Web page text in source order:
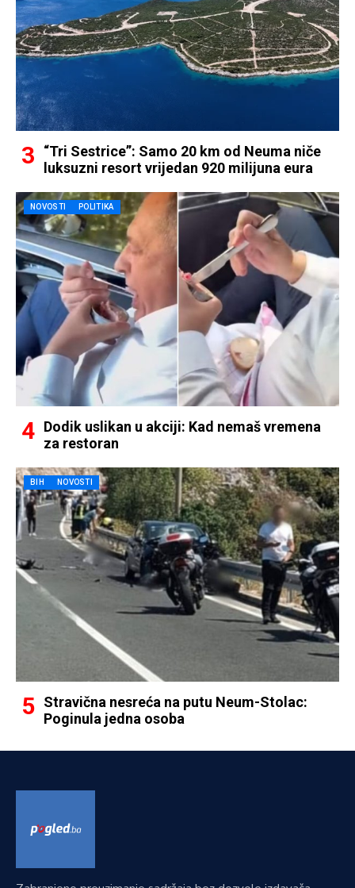
“Tri Sestrice”: Samo 20 km od Neuma niče
luksuzni resort vrijedan 920 milijuna eura
NOVOSTI POLITIKA
Dodik uslikan u akciji: Kad nemaš vremena
za restoran
BIH NOVOSTI
Stravična nesreća na putu Neum-Stolac:
Poginula jedna osoba